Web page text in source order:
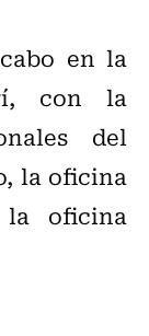
en la
con la
del
la oficina
oficina